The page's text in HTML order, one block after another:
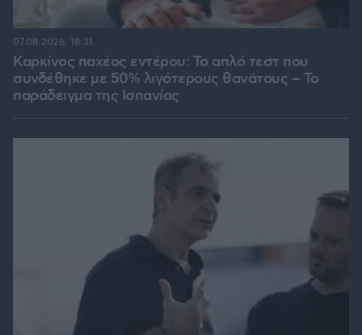
Καρκίνος παχέος εντέρου: Το απλό τεστ που
συνδέθηκε με 50% λιγότερους θανάτους – Το
παράδειγμα της Ισπανίας
07.08.2026, 18:31